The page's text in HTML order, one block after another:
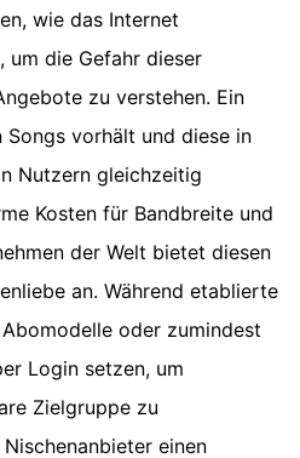
wie das Internet
die Gefahr dieser
zu verstehen. Ein
Songs vorhält und diese in
Nutzern gleichzeitig
Kosten für Bandbreite und
der Welt bietet diesen
an. Während etablierte
oder zumindest
Login setzen, um
Zielgruppe zu
einen